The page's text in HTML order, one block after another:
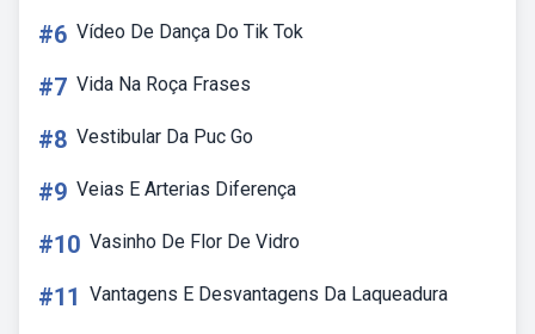
#6 Vídeo De Dança Do Tik Tok
#7 Vida Na Roça Frases
#8 Vestibular Da Puc Go
#9 Veias E Arterias Diferença
#10 Vasinho De Flor De Vidro
#11 Vantagens E Desvantagens Da Laqueadura